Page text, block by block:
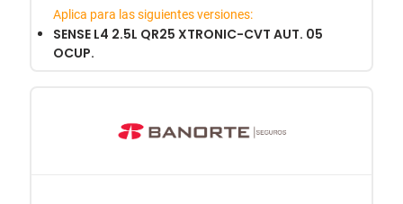
Aplica para las siguientes versiones:
SENSE L4 2.5L QR25 XTRONIC-CVT AUT. 05
OCUP.